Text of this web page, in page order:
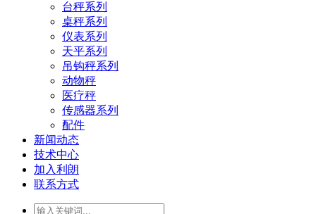
台秤系列
桌秤系列
仪表系列
天平系列
吊钩秤系列
动物秤
医疗秤
传感器系列
配件
新闻动态
技术中心
加入利朗
联系方式